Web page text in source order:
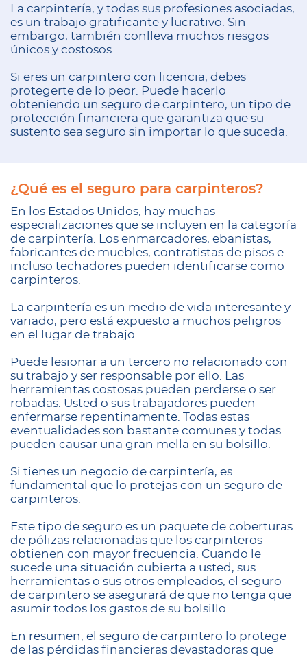
La carpintería, y todas sus profesiones asociadas,
es un trabajo gratificante y lucrativo. Sin
embargo, también conlleva muchos riesgos
únicos y costosos.
Si eres un carpintero con licencia, debes
protegerte de lo peor. Puede hacerlo
obteniendo un seguro de carpintero, un tipo de
protección financiera que garantiza que su
sustento sea seguro sin importar lo que suceda.
¿Qué es el seguro para carpinteros?
En los Estados Unidos, hay muchas
especializaciones que se incluyen en la categoría
de carpintería. Los enmarcadores, ebanistas,
fabricantes de muebles, contratistas de pisos e
incluso techadores pueden identificarse como
carpinteros.
La carpintería es un medio de vida interesante y
variado, pero está expuesto a muchos peligros
en el lugar de trabajo.
Puede lesionar a un tercero no relacionado con
su trabajo y ser responsable por ello. Las
herramientas costosas pueden perderse o ser
robadas. Usted o sus trabajadores pueden
enfermarse repentinamente. Todas estas
eventualidades son bastante comunes y todas
pueden causar una gran mella en su bolsillo.
Si tienes un negocio de carpintería, es
fundamental que lo protejas con un seguro de
carpinteros.
Este tipo de seguro es un paquete de coberturas
de pólizas relacionadas que los carpinteros
obtienen con mayor frecuencia. Cuando le
sucede una situación cubierta a usted, sus
herramientas o sus otros empleados, el seguro
de carpintero se asegurará de que no tenga que
asumir todos los gastos de su bolsillo.
En resumen, el seguro de carpintero lo protege
de las pérdidas financieras devastadoras que